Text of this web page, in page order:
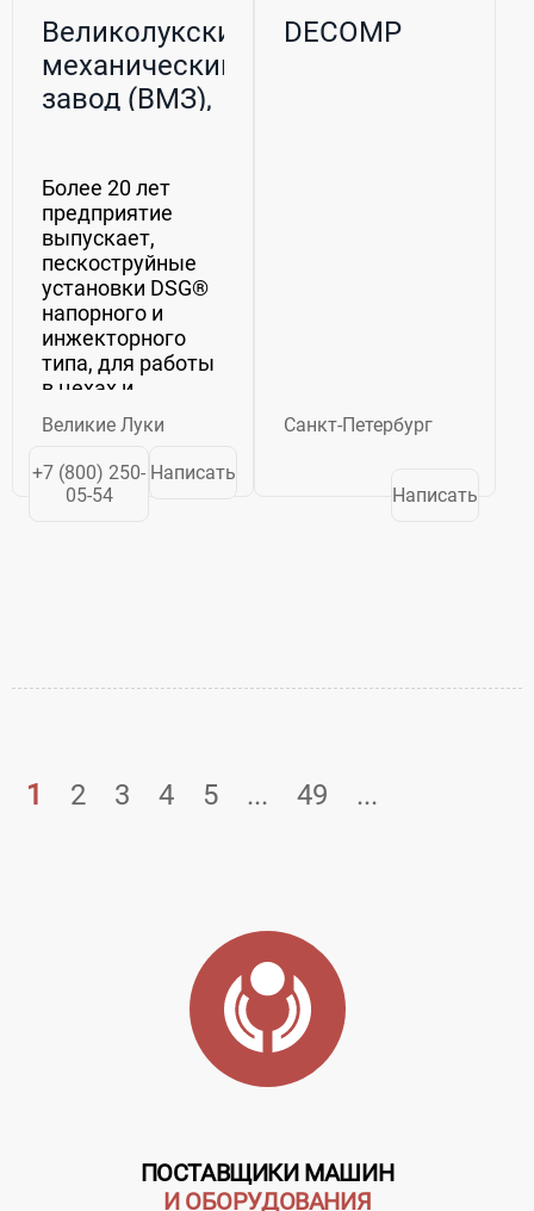
Великолукский
механический
завод (ВМЗ),
Более 20 лет
предприятие
выпускает,
пескоструйные
установки DSG®
напорного и
инжекторного
типа, для работы
в цехах и
закрытых
помещениях
камеры (кабины)
стационарные
Великие Луки
+7 (800) 250-
05-54
Написать
DECOMP
Санкт-Петербург
Написать
1 2 3 4 5 ... 49 ...
ПОСТАВЩИКИ МАШИН
И ОБОРУДОВАНИЯ